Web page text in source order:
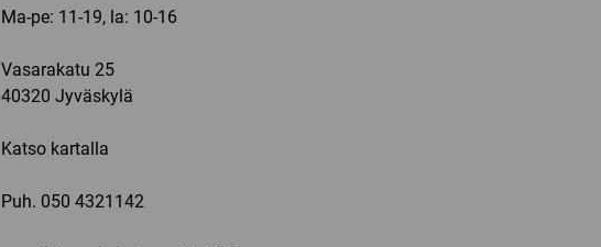
Ma-pe: 11-19, la: 10-16
Vasarakatu 25
40320 Jyväskylä
Katso kartalla
Puh. 050 4321142